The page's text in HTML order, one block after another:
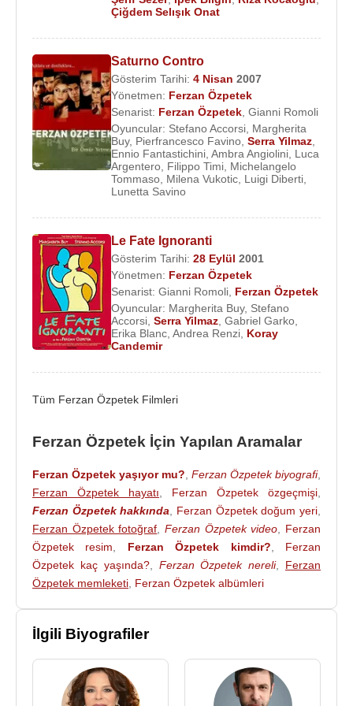
Ferzan Özpeteksinemasının olgunlaşma
film, İtalya’nın en önemli yönetmenlerinden biri
olarak anıldığı dönemi başlattı. Cahil Periler,
Avrupa’daki farklı festivallerden toplam 6 ödül aldı
Berlin Uluslararası Film Festivali'nde en iyi film
adaylığına gösterilmesiyle tüm dünyanın ilgisini
çekti. İtalya'da gösterimde bulunduğu haftalar
boyunca en fazla izlenen İtalyan filmi oldu. İtalyan
Tornatore'nin "Malena"sını geride bırakan
Özpetek'e övgüler yağdı.
Ferzan Özpetek için asıl büyük başarı2003yılında
çektiğiKarşı Pencerefilmiyle geldi. Yönetmenin
dördüncü uzun metrajlı filmi 40’a yakın ödül
kazandı ve Cahil Periler gibi İtalya’nın en çok
hasılat yapan filmlerinden biri oldu. 11 dalda aday
gösterildiği ve İtalya’nın oskarları sayılan
Avrupa’nın en önemli festivallerinden biri olan, 38.
Karlovy Film Festivali
En İyi Yönetmen ve En İyi Kadın Oyuncu olmak
üzere toplam 3 dalda ödül aldı.Andrea Guerra
tarafından film için yazılan müzikler büyük ilgi
topladı.
2005yılında İtalya'da ekonomistlerin bir tartışma
programında, günümüzdeki yoksulluğa çözüm
başarılı bir iş kadınının yaşadığı kimlik bunalımı
sonrasında, her şeyi bir kenara bırakarak,
yoksullukla mücadele eden insanlara yardım
etmesini konu alıyordu. 2 ödüle layık görülen Kutsal
Çiğdem Selışık Onat
Saturno Contro
Gösterim Tarihi: 4 Nisan 2007
Yönetmen: Ferzan Özpetek
Senarist: Ferzan Özpetek Gianni Romoli
Oyuncular: Stefano Accorsi Margherita
Buy, Pierfrancesco Favino Serra Yilmaz
Ennio Fantastichini Ambra Angiolini Luca
Argentero Filippo Timi Michelangelo
Tommaso Milena Vukotic Luigi Diberti
Lunetta Savino
Le Fate Ignoranti
Gösterim Tarihi: 28 Eylül 2001
Yönetmen: Ferzan Özpetek
Senarist: Gianni Romoli Ferzan Özpetek
Oyuncular: Margherita Buy, Stefano
Accorsi Serra Yilmaz Gabriel Garko
Erika Blanc Andrea Renzi Koray
Candemir
Tüm Ferzan Özpetek Filmleri
Ferzan Özpetek İçin Yapılan Aramalar
Ferzan Özpetek yaşıyor mu? Ferzan Özpetek biyografi,
Ferzan Özpetek hayatı
Ferzan Özpetek özgeçmişi
Ferzan Özpetek hakkında
Ferzan Özpetek doğum yeri
Ferzan Özpetek fotoğraf ,Ferzan Özpetek video
Ferzan
Özpetek resim
Ferzan Özpetek kimdir?
Ferzan
Özpetek kaç yaşında?, Ferzan Özpetek nereli, Ferzan
Özpetek memleketi Ferzan Özpetek albümleri
İlgili Biyografiler